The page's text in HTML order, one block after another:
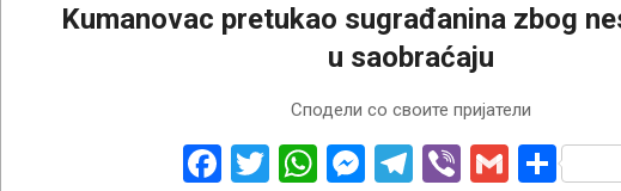
Kumanovac pretukao sugrađanina zbog
u saobraćaju
Сподели со своите пријатели
Facebook
Twitter
WhatsApp
Messenger
Telegram
ViberGmail